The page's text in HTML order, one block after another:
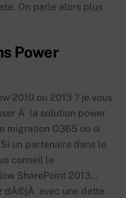
On parle alors plus
Power
2010 ou 2013 ? je vous
Ã la solution power
migration O365 ou si
un partenaire dans le
conseil le
SharePoint 2013…
dÃ©jÃ avec une dette